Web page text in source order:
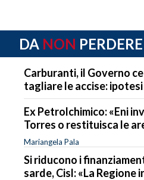
DA NON PERDERE
Carburanti, il Governo
tagliare le accise:
Ex Petrolchimico: «Eni
Torres o restituisca le
Mariangela Pala
Si riducono i
sarde, Cisl: «La Regione